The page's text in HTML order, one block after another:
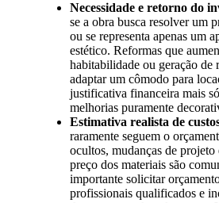
Necessidade e retorno do
se a obra busca resolver um
ou se representa apenas um
estético. Reformas que
habitabilidade ou geração
adaptar um cômodo para
justificativa financeira mais
melhorias puramente
Estimativa realista de
raramente seguem o
ocultos, mudanças de projeto
preço dos materiais são
importante solicitar
profissionais qualificados e